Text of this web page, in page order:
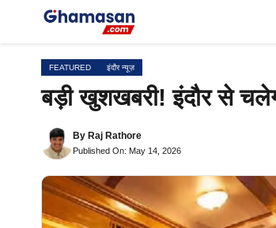
FEATURED इंदौर न्यूज़
बड़ी खुशखबरी! इंदौर से
By Raj Rathore
Published On: May 14, 2026